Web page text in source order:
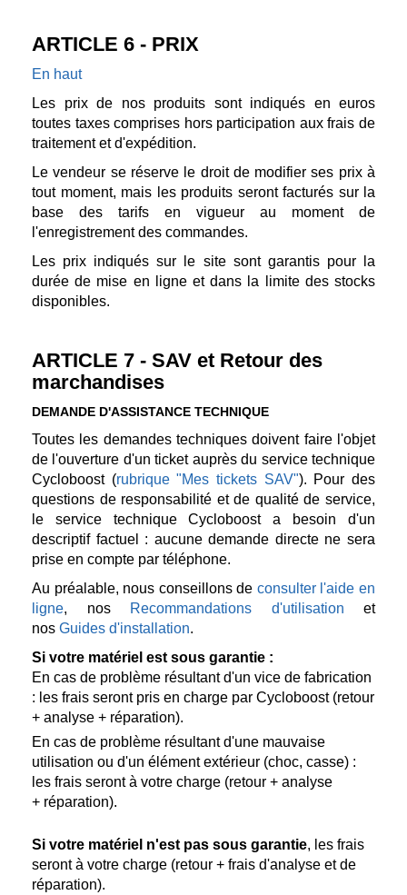
ARTICLE 6 - PRIX
En haut
Les prix de nos produits sont indiqués en euros
toutes taxes comprises hors participation aux frais de
traitement et d'expédition.
Le vendeur se réserve le droit de modifier ses prix à
tout moment, mais les produits seront facturés sur la
base des tarifs en vigueur au moment de
l'enregistrement des commandes.
Les prix indiqués sur le site sont garantis pour la
durée de mise en ligne et dans la limite des stocks
disponibles.
ARTICLE 7 - SAV et Retour des
marchandises
DEMANDE D'ASSISTANCE TECHNIQUE
Toutes les demandes techniques doivent faire l'objet
de l'ouverture d'un ticket auprès du service technique
Cycloboost (rubrique "Mes tickets SAV"). Pour des
questions de responsabilité et de qualité de service,
le service technique Cycloboost a besoin d'un
descriptif factuel : aucune demande directe ne sera
prise en compte par téléphone.
Au préalable, nous conseillons de consulter l'aide en
ligne, nos Recommandations d'utilisation et
nos Guides d'installation.
Si votre matériel est sous garantie :
En cas de problème résultant d'un vice de fabrication
: les frais seront pris en charge par Cycloboost (retour
+ analyse + réparation).
En cas de problème résultant d'une mauvaise
utilisation ou d'un élément extérieur (choc, casse) :
les frais seront à votre charge (retour + analyse
+ réparation).
Si votre matériel n'est pas sous garantie, les frais
seront à votre charge (retour + frais d'analyse et de
réparation).